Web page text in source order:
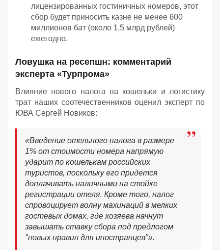
лицензированных гостиничных номеров, этот
сбор будет приносить казне не менее 600
миллионов бат (около 1,5 млрд рублей)
ежегодно.
Ловушка на ресепшн: комментарий
эксперта «Турпрома»
Влияние нового налога на кошельки и логистику
трат наших соотечественников оценил эксперт по
ЮВА Сергей Новиков:
«Введение отельного налога в размере
1% от стоимости номера напрямую
ударит по кошелькам российских
туристов, поскольку его придется
доплачивать наличными на стойке
регистрации отеля. Кроме того, налог
спровоцирует волну махинаций в мелких
гостевых домах, где хозяева начнут
завышать ставку сбора под предлогом
"новых правил для иностранцев"».